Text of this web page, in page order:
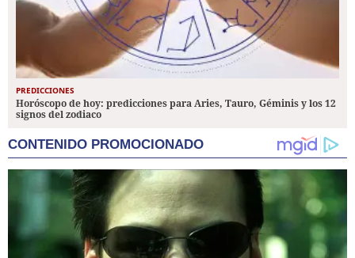
PREDICCIONES
Horóscopo de hoy: predicciones para Aries, Tauro, Géminis y los 12
signos del zodiaco
CONTENIDO PROMOCIONADO